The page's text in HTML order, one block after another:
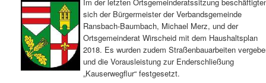
sich der Bürgermeister der Verbandsgemeinde
Ransbach-Baumbach, Michael Merz, und der
Ortsgemeinderat Wirscheid mit dem Haushaltsplan
2018. Es wurden zudem Straßenbauarbeiten
und die Vorausleistung zur Enderschließung
„Kauserwegflur“ festgesetzt.